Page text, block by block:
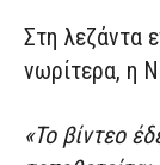
Στη λεζάντα
νωρίτερα, η
«Το βίντεο